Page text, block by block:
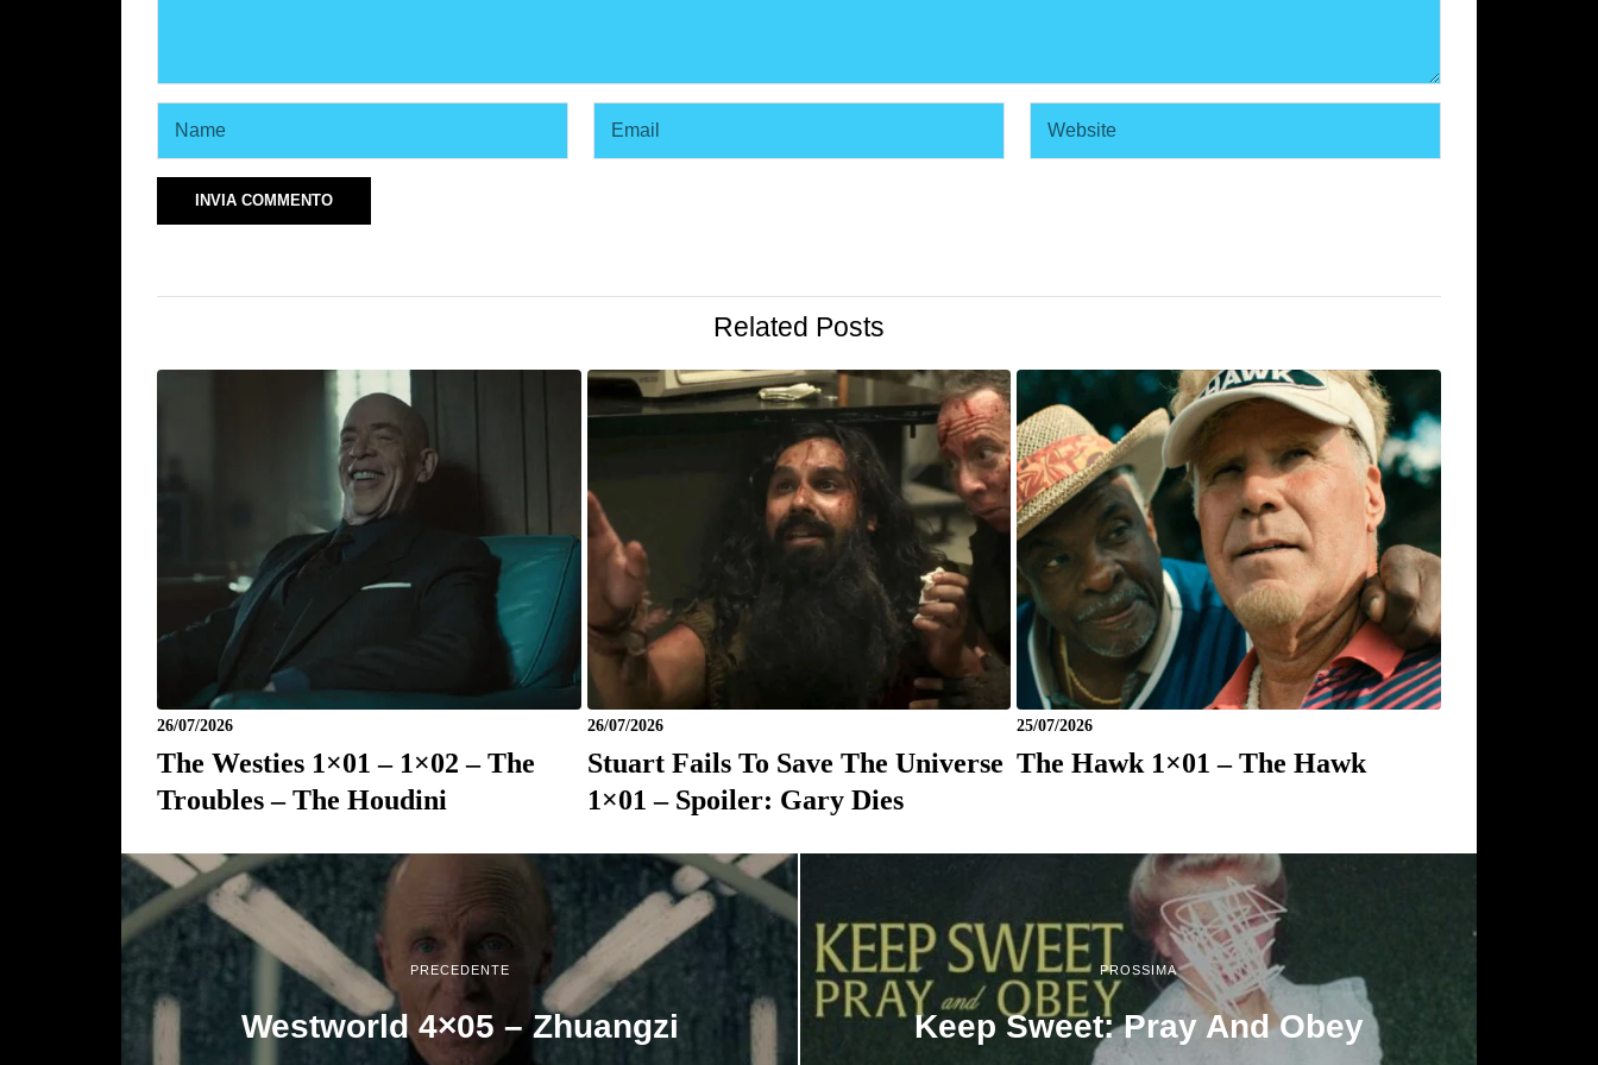
Related Posts
26/07/2026
The Westies 1×01 – 1×02 – The
Troubles – The Houdini
26/07/2026
Stuart Fails To Save The Universe
1×01 – Spoiler: Gary Dies
25/07/2026
The Hawk 1×01 – The Hawk
PRECEDENTE
Westworld 4×05 – Zhuangzi
PROSSIMA
Keep Sweet: Pray And Obey